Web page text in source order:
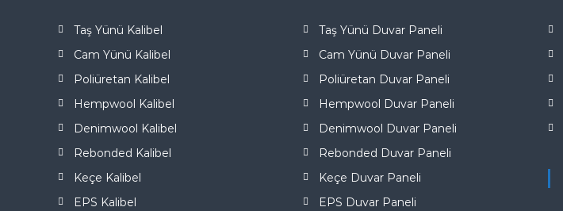
n
k
a
a
T
k
Taş Yünü Kalibel
Cam Yünü Kalibel
Poliüretan Kalibel
Hempwool Kalibel
Denimwool Kalibel
Rebonded Kalibel
Keçe Kalibel
EPS Kalibel
Taş Yünü Duvar Paneli
Cam Yünü Duvar Paneli
Poliüretan Duvar Paneli
Hempwool Duvar Paneli
Denimwool Duvar Paneli
Rebonded Duvar Paneli
Keçe Duvar Paneli
EPS Duvar Paneli